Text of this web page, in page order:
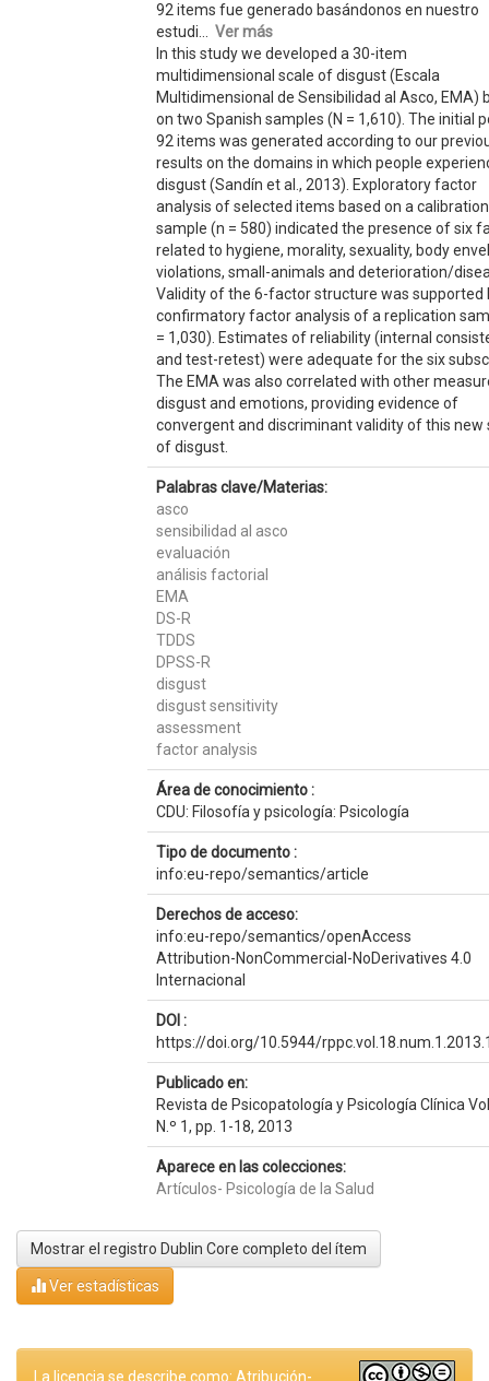
92 items fue generado basándonos en nuestro
estudi... Ver más
In this study we developed a 30-item
multidimensional scale of disgust (Escala
Multidimensional de Sensibilidad al Asco, EMA)
on two Spanish samples (N = 1,610). The initial
92 items was generated according to our
results on the domains in which people
disgust (Sandín et al., 2013). Exploratory factor
analysis of selected items based on a calibration
sample (n = 580) indicated the presence of six
related to hygiene, morality, sexuality, body
violations, small-animals and deterioration/
Validity of the 6-factor structure was supported
confirmatory factor analysis of a replication
= 1,030). Estimates of reliability (internal
and test-retest) were adequate for the six
The EMA was also correlated with other
disgust and emotions, providing evidence of
convergent and discriminant validity of this new
of disgust.
Palabras clave/Materias:
asco
sensibilidad al asco
evaluación
análisis factorial
EMA
DS-R
TDDS
DPSS-R
disgust
disgust sensitivity
assessment
factor analysis
Área de conocimiento :
CDU: Filosofía y psicología: Psicología
Tipo de documento :
info:eu-repo/semantics/article
Derechos de acceso:
info:eu-repo/semantics/openAccess
Attribution-NonCommercial-NoDerivatives 4.0
Internacional
DOI :
https://doi.org/10.5944/
Publicado en:
Revista de Psicopatología y Psicología Clínica
N.º 1, pp. 1-18, 2013
Aparece en las colecciones:
Artículos- Psicología de la Salud
Mostrar el registro Dublin Core completo del ítem
Ver estadísticas
La licencia se describe como: Atribución-